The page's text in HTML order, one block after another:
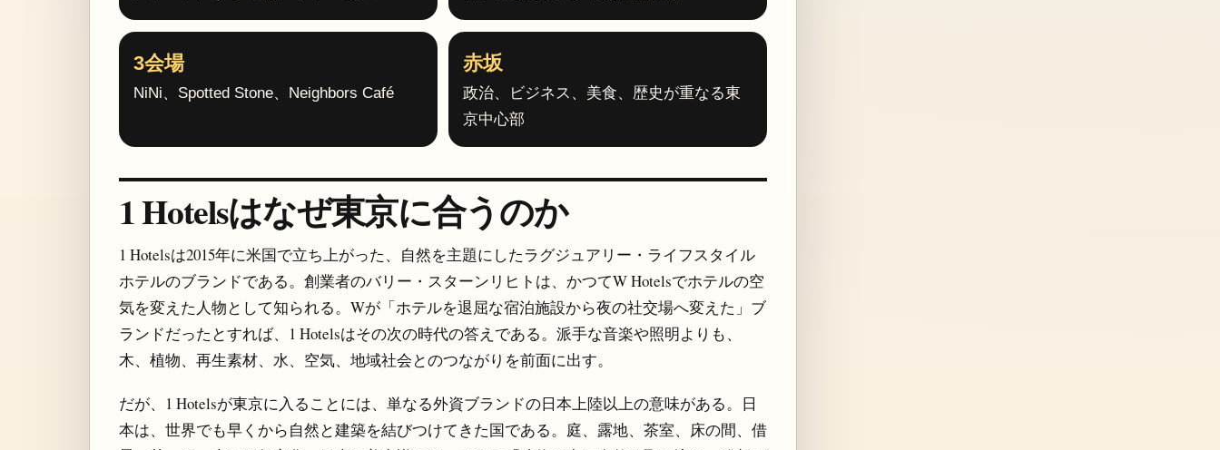
3会場
NiNi、Spotted Stone、Neighbors Café
赤坂
政治、ビジネス、美食、歴史が重なる東
京中心部
1 Hotelsはなぜ東京に合うのか
1 Hotelsは2015年に米国で立ち上がった、自然を主題にしたラグジュアリー・ライフスタイル
ホテルのブランドである。創業者のバリー・スターンリヒトは、かつてW Hotelsでホテルの空
気を変えた人物として知られる。Wが「ホテルを退屈な宿泊施設から夜の社交場へ変えた」ブ
ランドだったとすれば、1 Hotelsはその次の時代の答えである。派手な音楽や照明よりも、
木、植物、再生素材、水、空気、地域社会とのつながりを前面に出す。
だが、1 Hotelsが東京に入ることには、単なる外資ブランドの日本上陸以上の意味がある。日
本は、世界でも早くから自然と建築を結びつけてきた国である。庭、露地、茶室、床の間、借